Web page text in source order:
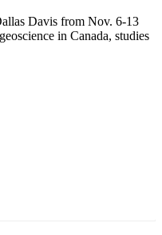
Davis from Nov. 6-13
in Canada, studies